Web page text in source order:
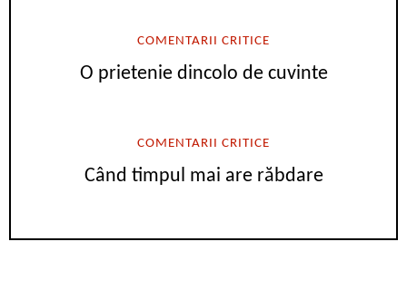
COMENTARII CRITICE
O prietenie dincolo de cuvinte
COMENTARII CRITICE
Când timpul mai are răbdare